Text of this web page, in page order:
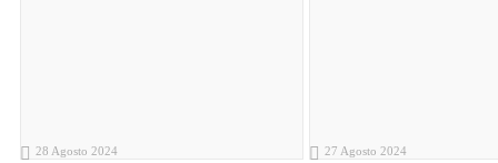
28 Agosto 2024 27 Agosto 2024